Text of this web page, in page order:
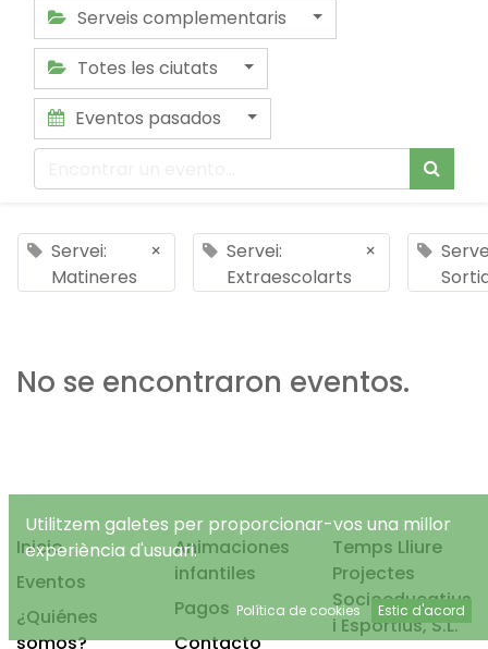
Serveis complementaris
Totes les ciutats
Eventos pasados
Servei:
Matineres
×
Servei:
Extraescolarts
×
No se encontraron eventos.
Inicio
Eventos
¿Quiénes
somos?
Animaciones
infantiles
Pagos
Contacto
Temps Lliure
Projectes
Socioeducatius
i Esportius, S.L.
Utilitzem galetes per proporcionar-vos una millor
experiència d'usuari.
Política de cookies Estic d'acord